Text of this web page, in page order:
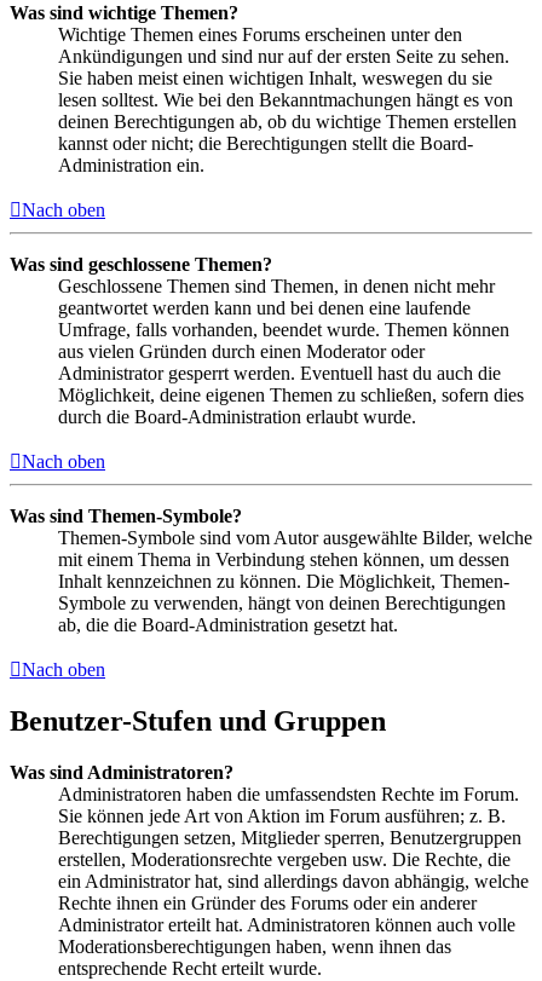
Was sind wichtige Themen?
Wichtige Themen eines Forums erscheinen unter den
Ankündigungen und sind nur auf der ersten Seite zu sehen.
Sie haben meist einen wichtigen Inhalt, weswegen du sie
lesen solltest. Wie bei den Bekanntmachungen hängt es von
deinen Berechtigungen ab, ob du wichtige Themen erstellen
kannst oder nicht; die Berechtigungen stellt die Board-
Administration ein.
Nach oben
Was sind geschlossene Themen?
Geschlossene Themen sind Themen, in denen nicht mehr
geantwortet werden kann und bei denen eine laufende
Umfrage, falls vorhanden, beendet wurde. Themen können
aus vielen Gründen durch einen Moderator oder
Administrator gesperrt werden. Eventuell hast du auch die
Möglichkeit, deine eigenen Themen zu schließen, sofern dies
durch die Board-Administration erlaubt wurde.
Nach oben
Was sind Themen-Symbole?
Themen-Symbole sind vom Autor ausgewählte Bilder, welche
mit einem Thema in Verbindung stehen können, um dessen
Inhalt kennzeichnen zu können. Die Möglichkeit, Themen-
Symbole zu verwenden, hängt von deinen Berechtigungen
ab, die die Board-Administration gesetzt hat.
Nach oben
Benutzer-Stufen und Gruppen
Was sind Administratoren?
Administratoren haben die umfassendsten Rechte im Forum.
Sie können jede Art von Aktion im Forum ausführen; z. B.
Berechtigungen setzen, Mitglieder sperren, Benutzergruppen
erstellen, Moderationsrechte vergeben usw. Die Rechte, die
ein Administrator hat, sind allerdings davon abhängig, welche
Rechte ihnen ein Gründer des Forums oder ein anderer
Administrator erteilt hat. Administratoren können auch volle
Moderationsberechtigungen haben, wenn ihnen das
entsprechende Recht erteilt wurde.